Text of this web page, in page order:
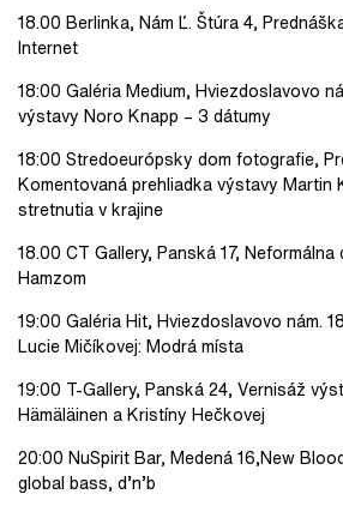
18.00 Berlinka, Nám Ľ. Štúra 4,
Internet
18:00 Galéria Medium, Hviezdoslavovo
výstavy Noro Knapp – 3 dátumy
18:00 Stredoeurópsky dom fotografie,
Komentovaná prehliadka výstavy Martin
stretnutia v krajine
18.00 CT Gallery, Panská 17,
Hamzom
19:00 Galéria Hit, Hviezdoslavovo nám.
Lucie Mičíkovej: Modrá místa
19:00 T-Gallery, Panská 24, Vernisáž
Hämäläinen a Kristíny Hečkovej
20:00 NuSpirit Bar, Medená 16,New
global bass, d’n’b